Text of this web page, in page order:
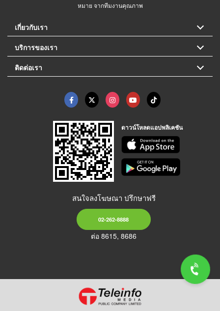
หมาย จากทีมงานคุณภาพ
เกี่ยวกับเรา
บริการของเรา
ติดต่อเรา
ดาวน์โหลดแอปพลิเคชัน
สนใจลงโฆษณา ปรึกษาฟรี
02-262-8888
ต่อ 8615, 8686